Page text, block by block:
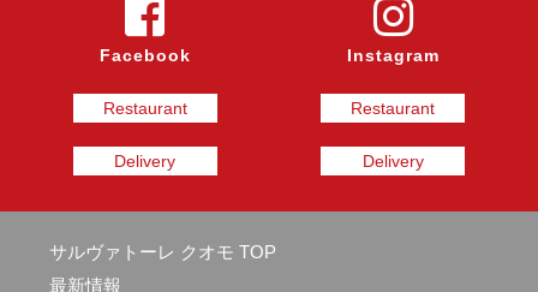
Facebook
Restaurant
Delivery
Instagram
Restaurant
Delivery
サルヴァトーレ クオモ TOP
最新情報